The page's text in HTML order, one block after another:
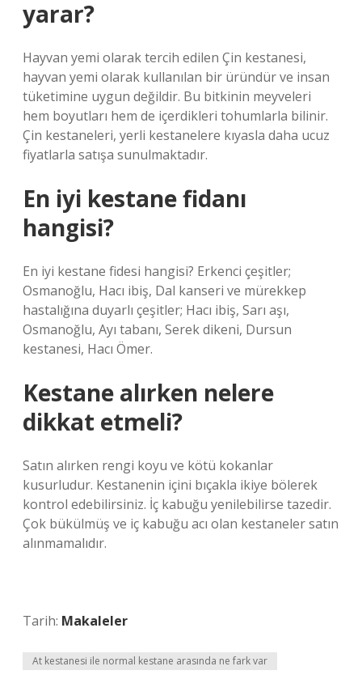
yarar?
Hayvan yemi olarak tercih edilen Çin kestanesi,
hayvan yemi olarak kullanılan bir üründür ve insan
tüketimine uygun değildir. Bu bitkinin meyveleri
hem boyutları hem de içerdikleri tohumlarla bilinir.
Çin kestaneleri, yerli kestanelere kıyasla daha ucuz
fiyatlarla satışa sunulmaktadır.
En iyi kestane fidanı
hangisi?
En iyi kestane fidesi hangisi? Erkenci çeşitler;
Osmanoğlu, Hacı ibiş, Dal kanseri ve mürekkep
hastalığına duyarlı çeşitler; Hacı ibiş, Sarı aşı,
Osmanoğlu, Ayı tabanı, Serek dikeni, Dursun
kestanesi, Hacı Ömer.
Kestane alırken nelere
dikkat etmeli?
Satın alırken rengi koyu ve kötü kokanlar
kusurludur. Kestanenin içini bıçakla ikiye bölerek
kontrol edebilirsiniz. İç kabuğu yenilebilirse tazedir.
Çok bükülmüş ve iç kabuğu acı olan kestaneler satın
alınmamalıdır.
Tarih: Makaleler
At kestanesi ile normal kestane arasında ne fark var